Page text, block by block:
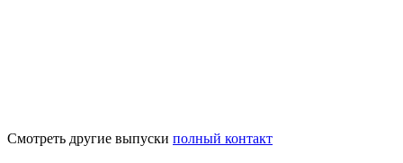
Смотреть другие выпуски полный контакт